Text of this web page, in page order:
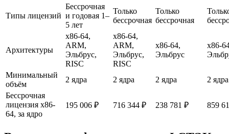
Типы лицензий
Бессрочная
и годовая 1–
5 лет
Только
бессрочная
Только
бессрочная
Архитектуры
x86-64,
ARM,
Эльбрус,
RISC
x86-64,
ARM,
Эльбрус,
RISC
x86-64,
Эльбрус
x86-
Минимальный
объём
2 ядра 2 ядра 2 ядра
2 ядра
Бессрочная
лицензия x86-
64, за ядро
195 006 ₽ 716 344 ₽ 238 781 ₽ 859